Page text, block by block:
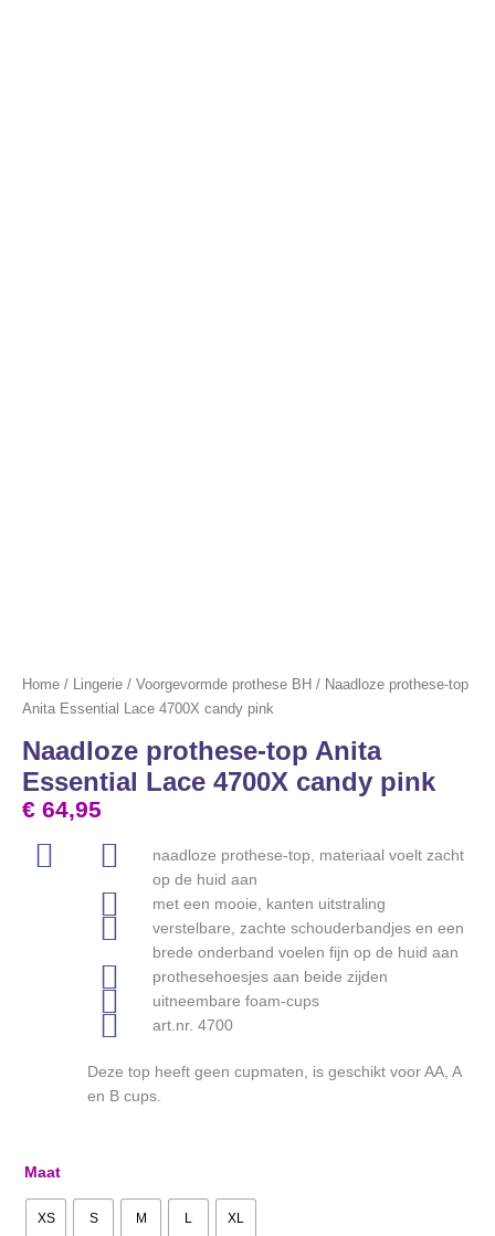
Home / Lingerie / Voorgevormde prothese BH / Naadloze prothese-top
Anita Essential Lace 4700X candy pink
Naadloze prothese-top Anita
Essential Lace 4700X candy pink
€ 64,95
naadloze prothese-top, materiaal voelt zacht
op de huid aan
met een mooie, kanten uitstraling
verstelbare, zachte schouderbandjes en een
brede onderband voelen fijn op de huid aan
prothesehoesjes aan beide zijden
uitneembare foam-cups
art.nr. 4700
Deze top heeft geen cupmaten, is geschikt voor AA, A
en B cups.
Maat
XS S M L XL